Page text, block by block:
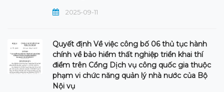
2025-09-11
Quyết định Về việc công bố 06 thủ tục hành
chính về bảo hiểm thất nghiệp triển khai thí
điểm trên Cổng Dịch vụ công quốc gia thuộc
phạm vi chức năng quản lý nhà nước của Bộ
Nội vụ